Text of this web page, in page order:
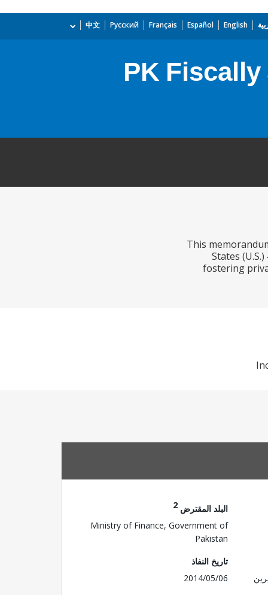
English
Español
Français
Русский
中文
PK
This
States
fostering
البلد المقترض 2
Ministry of Finance, Government of
Pakistan
تاريخ النفاذ
2014/05/06